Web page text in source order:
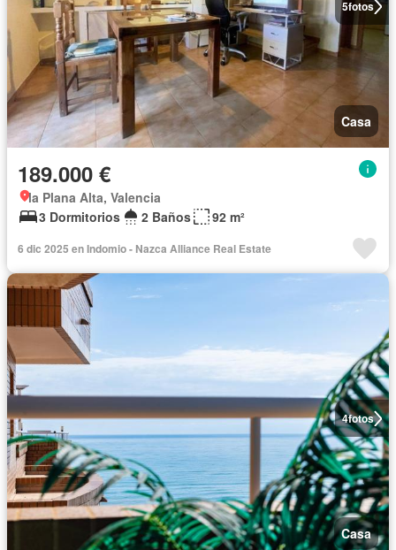
5fotos
Casa
189.000 €
la Plana Alta, Valencia
3 Dormitorios
2 Baños 92 m²
6 dic 2025 en Indomio - Nazca Alliance Real Estate
4fotos
Casa